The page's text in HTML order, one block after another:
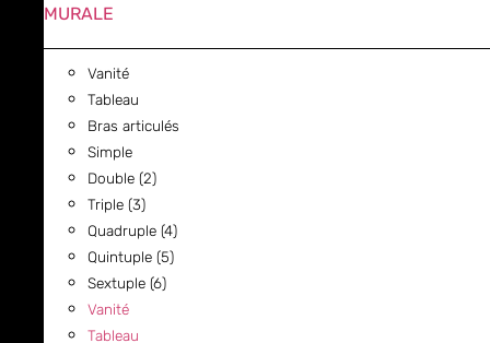
MURALE
Vanité
Tableau
Bras articulés
Simple
Double (2)
Triple (3)
Quadruple (4)
Quintuple (5)
Sextuple (6)
Vanité
Tableau